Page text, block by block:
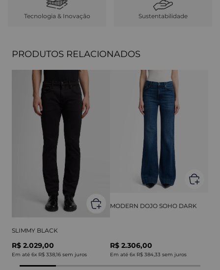
Tecnologia & Inovação Sustentabilidade
PRODUTOS RELACIONADOS
SLIMMY BLACK
R$ 2.029,00
Em até 6x R$ 338,16 sem juros
MODERN DOJO SOHO DARK
R$ 2.306,00
Em até 6x R$ 384,33 sem juros